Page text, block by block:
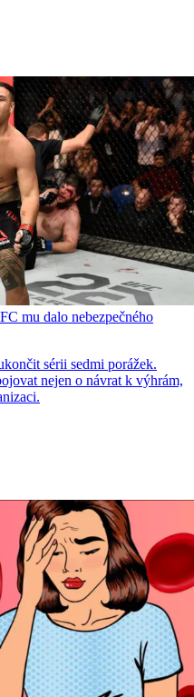
mu dalo nebezpečného
sérii sedmi porážek.
nejen o návrat k výhrám,